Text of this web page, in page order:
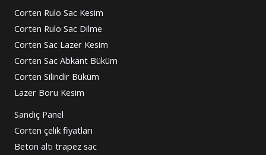
Corten Rulo Sac Kesim
Corten Rulo Sac Dilme
Corten Sac Lazer Kesim
Corten Sac Abkant Büküm
Corten Silindir Büküm
Lazer Boru Kesim
Sandiç Panel
Corten çelik fiyatları
Beton altı trapez sac